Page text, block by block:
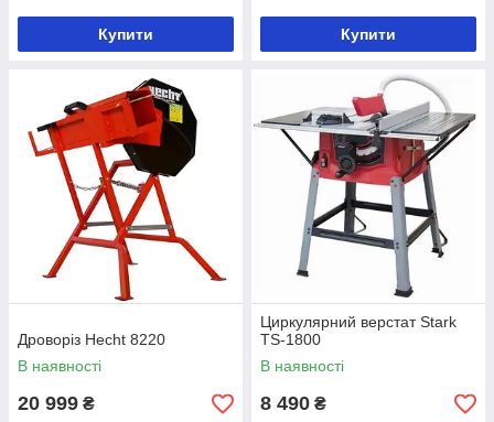
Купити Купити
Дроворіз Hecht 8220
В наявності
20 999 ₴
Циркулярний верстат Stark
TS-1800
В наявності
8 490 ₴